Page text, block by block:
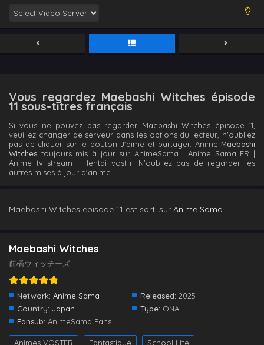
Vous regardez Maebashi Witches épisode
11 sous-titres français
Si vous ne pouvez pas regarder Maebashi Witches épisode 11,
veuillez changer de serveur dans les options du lecteur, n'oubliez
pas de cliquer sur le bouton J'aime et partager. Anime Maebashi
Witches toujours mis à jour sur AnimeSama | Anime Sama FR |
Anime tv stream | Hentai vostfr. N'oubliez pas de regarder les
autres mises à jour d'anime.
Maebashi Witches épisode 11 est sorti sur Anime Sama
Maebashi Witches
前橋ウィッチーズ
Network: Anime Sama Released: 2025
Country: Japan Type: ONA
Fansub: AnimeSama Fans
Animes VOSTFR Fantastique School Life